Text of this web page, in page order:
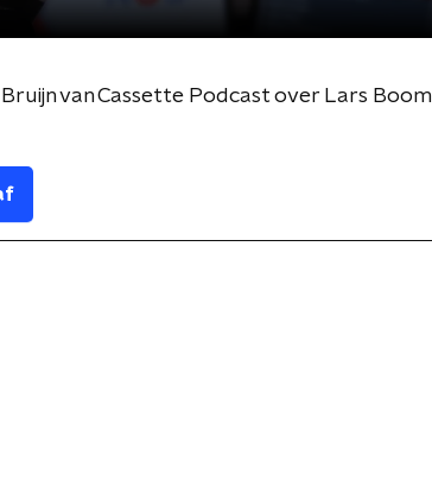
van Cassette Podcast over Lars Boom